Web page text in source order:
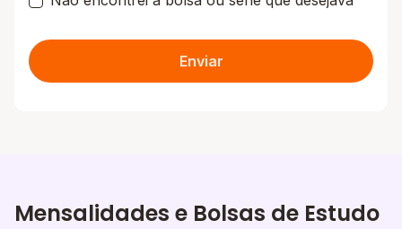
Enviar
Mensalidades e Bolsas de Estudo